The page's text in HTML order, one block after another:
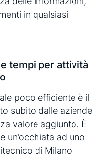
in qualsiasi
tempi per attività
poco efficiente è il
subito dalle aziende
valore aggiunto. È
un’occhiata ad uno
di Milano